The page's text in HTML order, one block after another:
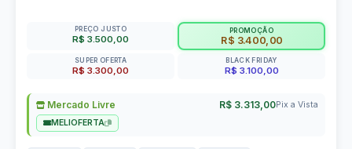
PREÇO JUSTO
R$ 3.500,00
PROMOÇÃO
R$ 3.400,00
SUPER OFERTA
R$ 3.300,00
BLACK FRIDAY
R$ 3.100,00
Mercado Livre R$ 3.313,00Pix a Vista
MELIOFERTA